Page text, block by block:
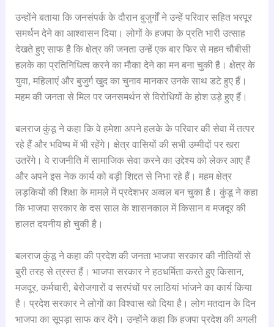
उन्होंने बताया कि जनसंपर्क के दौरान बुजुर्गों ने उन्हें परिवार सहित भरपूर
समर्थन देने का आश्वासन दिया। लोगों के हजपा के प्रति भारी उत्साह
देखते हुए साफ है कि क्षेत्र की जनता उन्हें एक बार फिर से महम चौबीसी
हलके का प्रतिनिधित्व करने का मौका देने का मन बना चुकी है। क्षेत्र के
युवा, महिलाएं और बुजुर्ग खुद का चुनाव मानकर उनके साथ डटे हुए हैं।
महम की जनता से मिल पर जनसमर्थन से विरोधियों के होश उड़े हुए हैं।
बलराज कुंडू ने कहा कि वे हमेशा अपने हलके के परिवार की सेवा में तत्पर
रहे हैं और भविष्य में भी रहेंगे। क्षेत्र वासियों की सभी उम्मीदों पर खरा
उतरेंगे। वे राजनीति में सामाजिक सेवा करने का उद्देश्य को लेकर आए हैं
और अपने इस नेक कार्य को बड़ी शिद्दत से निभा रहे हैं। महम क्षेत्र
लड़कियों की शिक्षा के मामले में प्रदेशभर अव्वल बन चुका है। कुंडू ने कहा
कि भाजपा सरकार के दस साल के शासनकाल में किसान व मजदूर की
हालत दयनीय हो चुकी है।
बलराज कुंडू ने कहा की प्रदेश की जनता भाजपा सरकार की नीतियों से
बुरी तरह से त्रस्त हैं। भाजपा सरकार ने हठधर्मिता करते हुए किसान,
मजदूर, कर्मचारी, बेरोजगारों व सरपंचों पर लाठियां भांजने का कार्य किया
है। प्रदेश सरकार ने लोगों का विश्वास खो दिया है। लोग मतदान के दिन
भाजपा का सूपड़ा साफ कर देंगे। उन्होंने कहा कि हजपा प्रदेश की अगली